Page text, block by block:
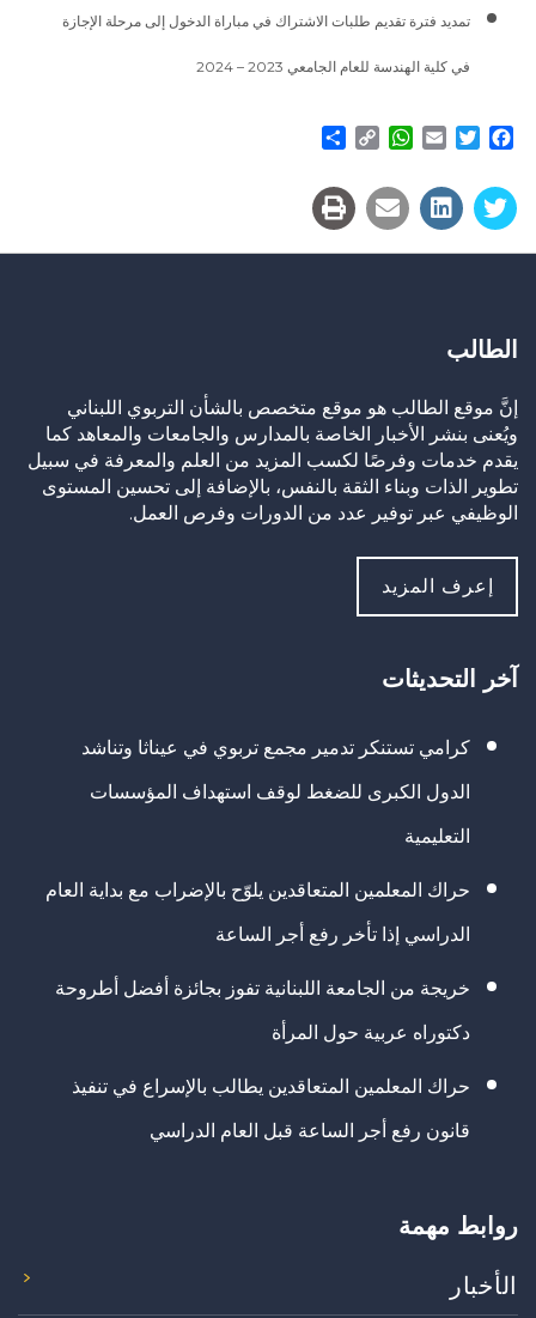
تمديد فترة تقديم طلبات الاشتراك في مباراة الدخول إلى مرحلة الإجازة
في كلية الهندسة للعام الجامعي 2023 – 2024
Facebook
Twitter
Email
WhatsApp
Copy
الطالب
إنَّ موقع الطالب هو موقع متخصص بالشأن التربوي اللبناني
ويُعنى بنشر الأخبار الخاصة بالمدارس والجامعات والمعاهد كما
يقدم خدمات وفرصًا لكسب المزيد من العلم والمعرفة في سبيل
تطوير الذات وبناء الثقة بالنفس، بالإضافة إلى تحسين المستوى
الوظيفي عبر توفير عدد من الدورات وفرص العمل.
إعرف المزيد
آخر التحديثات
كرامي تستنكر تدمير مجمع تربوي في عيناثا وتناشد
الدول الكبرى للضغط لوقف استهداف المؤسسات
التعليمية
حراك المعلمين المتعاقدين يلوّح بالإضراب مع بداية العام
الدراسي إذا تأخر رفع أجر الساعة
خريجة من الجامعة اللبنانية تفوز بجائزة أفضل أطروحة
دكتوراه عربية حول المرأة
حراك المعلمين المتعاقدين يطالب بالإسراع في تنفيذ
قانون رفع أجر الساعة قبل العام الدراسي
روابط مهمة
الأخبار